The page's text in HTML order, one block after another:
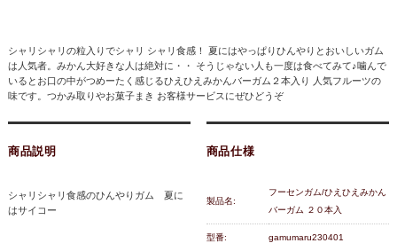
シャリシャリの粒入りでシャリ シャリ食感！ 夏にはやっぱりひんやりとおいしいガム
は人気者。みかん大好きな人は絶対に・・ そうじゃない人も一度は食べてみて♪噛んで
いるとお口の中がつめーたく感じるひえひえみかんバーガム２本入り 人気フルーツの
味です。つかみ取りやお菓子まき お客様サービスにぜひどうぞ
商品説明
シャリシャリ食感のひんやりガム 夏に
はサイコー
商品仕様
製品名:
フーセンガム/ひえひえみかん
バーガム ２０本入
型番: gamumaru230401